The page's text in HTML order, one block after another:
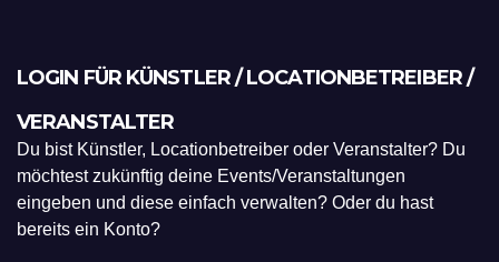
LOGIN FÜR KÜNSTLER / LOCATIONBETREIBER /
VERANSTALTER
Du bist Künstler, Locationbetreiber oder Veranstalter? Du
möchtest zukünftig deine Events/Veranstaltungen
eingeben und diese einfach verwalten? Oder du hast
bereits ein Konto?